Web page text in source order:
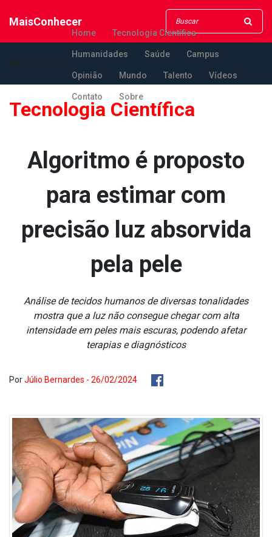
MaisConhecer
Home Tecnologia Científica
Humanidades Saúde Campus
Opinião Mundo Talento Vídeos
Contato Sobre
Tecnologia Científica
Algoritmo é proposto
para estimar com
precisão luz absorvida
pela pele
Análise de tecidos humanos de diversas tonalidades
mostra que a luz não consegue chegar com alta
intensidade em peles mais escuras, podendo afetar
terapias e diagnósticos
PorJúlio Bernardes - 26/02/2024